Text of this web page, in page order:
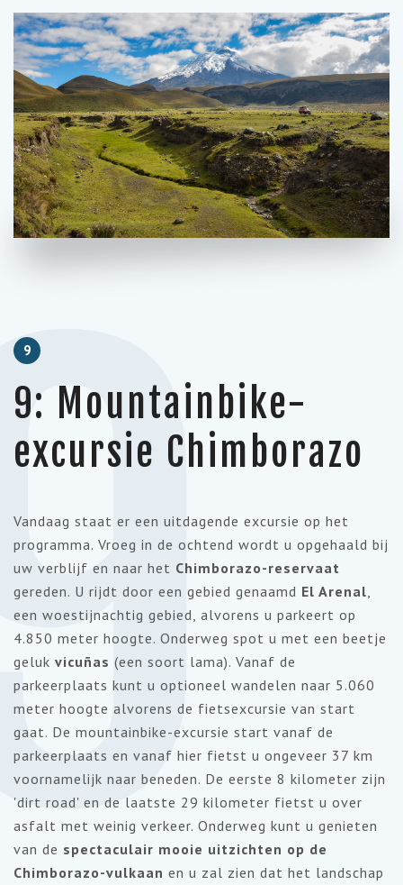
9
9: Mountainbike-
excursie Chimborazo
Vandaag staat er een uitdagende excursie op het
programma. Vroeg in de ochtend wordt u opgehaald bij
uw verblijf en naar het Chimborazo-reservaat
gereden. U rijdt door een gebied genaamd El Arenal,
een woestijnachtig gebied, alvorens u parkeert op
4.850 meter hoogte. Onderweg spot u met een beetje
geluk vicuñas (een soort lama). Vanaf de
parkeerplaats kunt u optioneel wandelen naar 5.060
meter hoogte alvorens de fietsexcursie van start
gaat. De mountainbike-excursie start vanaf de
parkeerplaats en vanaf hier fietst u ongeveer 37 km
voornamelijk naar beneden. De eerste 8 kilometer zijn
'dirt road' en de laatste 29 kilometer fietst u over
asfalt met weinig verkeer. Onderweg kunt u genieten
van de spectaculair mooie uitzichten op de
Chimborazo-vulkaan en u zal zien dat het landschap